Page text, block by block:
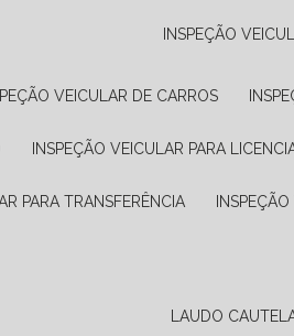
INSPEÇÃO
VEICULAR DE CARROS
INSPEÇÃO VEICULAR PARA
PARA TRANSFERÊNCIA
LAUDO